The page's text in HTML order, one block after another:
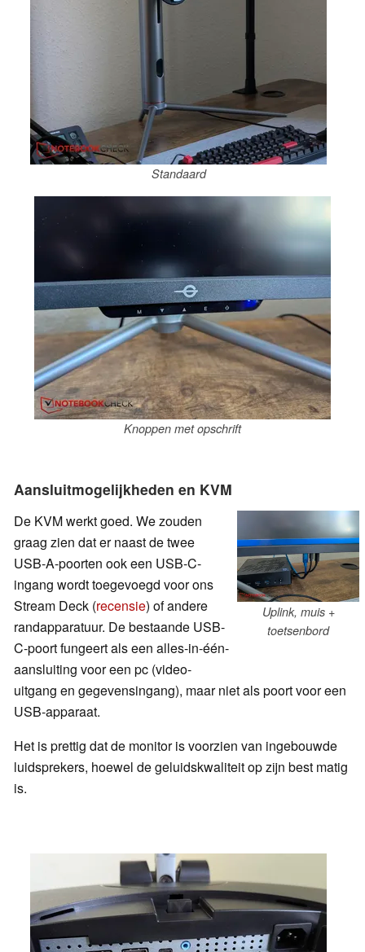
Standaard
Knoppen met opschrift
Aansluitmogelijkheden en KVM
Uplink, muis +
toetsenbord
De KVM werkt goed. We zouden
graag zien dat er naast de twee
USB-A-poorten ook een USB-C-
ingang wordt toegevoegd voor ons
Stream Deck (recensie) of andere
randapparatuur. De bestaande USB-
C-poort fungeert als een alles-in-één-
aansluiting voor een pc (video-
uitgang en gegevensingang), maar niet als poort voor een
USB-apparaat.
Het is prettig dat de monitor is voorzien van ingebouwde
luidsprekers, hoewel de geluidskwaliteit op zijn best matig
is.